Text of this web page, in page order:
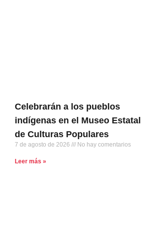
Celebrarán a los pueblos
indígenas en el Museo Estatal
de Culturas Populares
7 de agosto de 2026 No hay comentarios
Leer más »